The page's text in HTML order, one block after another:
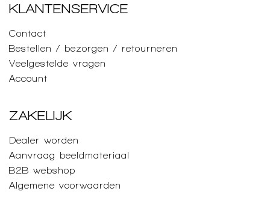
KLANTENSERVICE
Contact
Bestellen / bezorgen / retourneren
Veelgestelde vragen
Account
ZAKELIJK
Dealer worden
Aanvraag beeldmateriaal
B2B webshop
Algemene voorwaarden